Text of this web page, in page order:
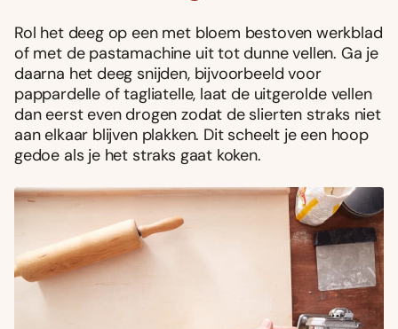
Rol het deeg op een met bloem bestoven werkblad
of met de pastamachine uit tot dunne vellen. Ga je
daarna het deeg snijden, bijvoorbeeld voor
pappardelle of tagliatelle, laat de uitgerolde vellen
dan eerst even drogen zodat de slierten straks niet
aan elkaar blijven plakken. Dit scheelt je een hoop
gedoe als je het straks gaat koken.